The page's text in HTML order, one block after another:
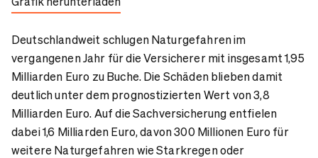
Deutschlandweit schlugen Naturgefahren im
vergangenen Jahr für die Versicherer mit insgesamt 1,95
Milliarden Euro zu Buche. Die Schäden blieben damit
deutlich unter dem prognostizierten Wert von 3,8
Milliarden Euro. Auf die Sachversicherung entfielen
dabei 1,6 Milliarden Euro, davon 300 Millionen Euro für
weitere Naturgefahren wie Starkregen oder